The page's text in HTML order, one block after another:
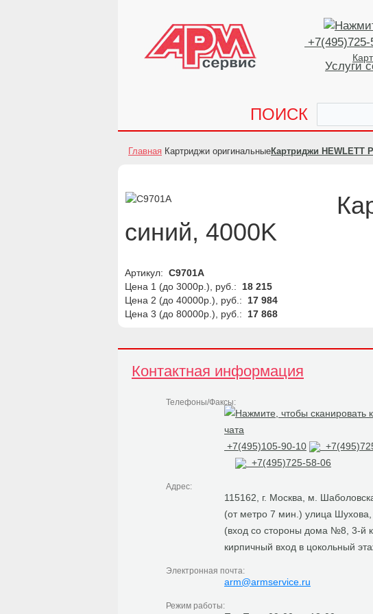
+7(495)725-
Услуги
ПОИСК
Главная Картриджи оригинальныеКартриджи HEWLETT
синий, 4000K
Артикул: C9701A
Цена 1 (до 3000р.), руб.:
18 215
Цена 2 (до 40000р.), руб.:
17 984
Цена 3 (до 80000р.), руб.:
17 868
Контактная информация
Телефоны/Факсы:
+7(495)105-90-10
+7(495)725-58-06
Адрес:
115162, г. Москва, м.
(от метро 7 мин.) улица Шухова,
(вход со стороны дома №8, 3-й
кирпичный вход в цокольный
Электронная почта:
arm@armservice.ru
Режим работы: